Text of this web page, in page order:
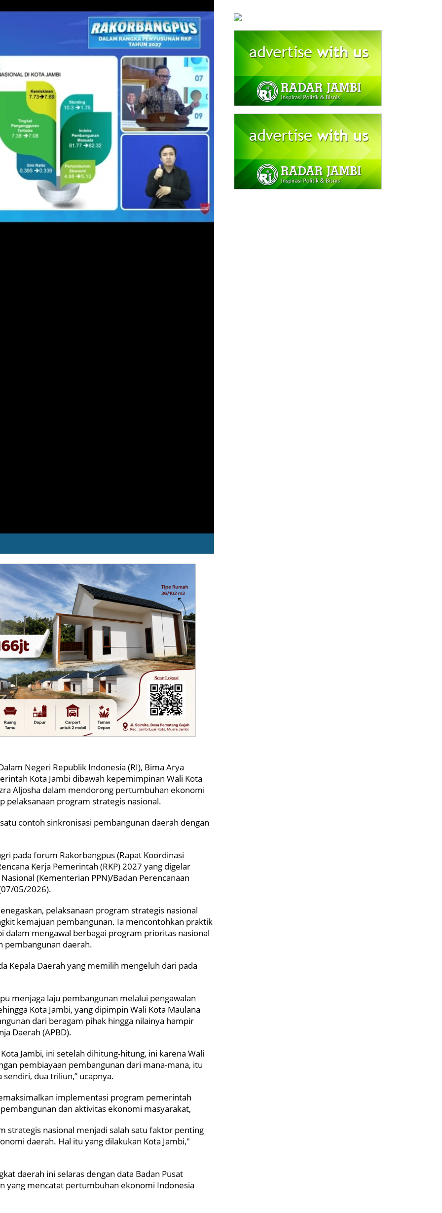
Negeri Republik Indonesia (RI), Bima Arya
Kota Jambi dibawah kepemimpinan Wali Kota
Aljosha dalam mendorong pertumbuhan ekonomi
pelaksanaan program strategis nasional.
contoh sinkronisasi pembangunan daerah dengan
pada forum Rakorbangpus (Rapat Koordinasi
Kerja Pemerintah (RKP) 2027 yang digelar
(Kementerian PPN)/Badan Perencanaan
05/2026).
pelaksanaan program strategis nasional
kemajuan pembangunan. Ia mencontohkan praktik
dalam mengawal berbagai program prioritas nasional
pembangunan daerah.
Kepala Daerah yang memilih mengeluh dari pada
menjaga laju pembangunan melalui pengawalan
Kota Jambi, yang dipimpin Wali Kota Maulana
dari beragam pihak hingga nilainya hampir
Daerah (APBD).
Jambi, ini setelah dihitung-hitung, ini karena Wali
pembiayaan pembangunan dari mana-mana, itu
dua triliun,” ucapnya.
implementasi program pemerintah
dan aktivitas ekonomi masyarakat,
strategis nasional menjadi salah satu faktor penting
daerah. Hal itu yang dilakukan Kota Jambi,"
daerah ini selaras dengan data Badan Pusat
yang mencatat pertumbuhan ekonomi Indonesia